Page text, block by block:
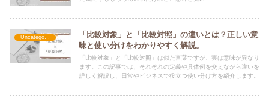
Uncategorized
「比較対象」と「比較対照」の違いとは？正しい意
味と使い分けをわかりやすく解説。
「比較対象」と「比較対照」は似た言葉ですが、実は意味が異なり
ます。この記事では、それぞれの定義や具体例を交えながら違いを
詳しく解説し、日常やビジネスで役立つ使い分け方を紹介します。